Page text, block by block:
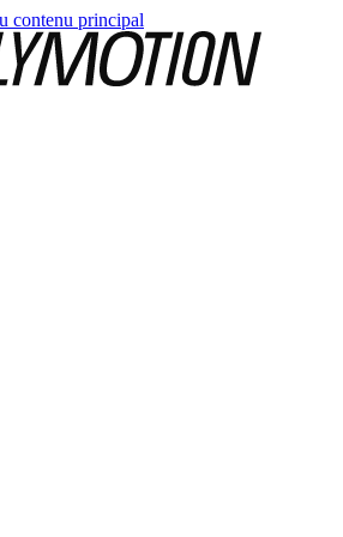
contenu principal